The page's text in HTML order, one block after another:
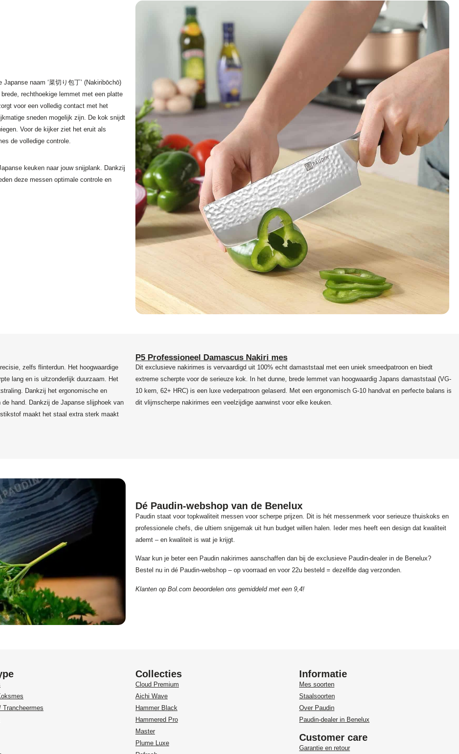
naam ‘菜切り包丁’ (Nakiribōchō)
rechthoekige lemmet met een platte
voor een volledig contact met het
sneden mogelijk zijn. De kok snijdt
Voor de kijker ziet het eruit als
de volledige controle.
keuken naar jouw snijplank. Dankzij
deze messen optimale controle en
zelfs flinterdun. Het hoogwaardige
lang en is uitzonderlijk duurzaam. Het
Dankzij het ergonomische en
hand. Dankzij de Japanse slijphoek van
maakt het staal extra sterk maakt
P5 Professioneel Damascus Nakiri mes
Dit exclusieve nakirimes is vervaardigd uit 100% echt damaststaal met een uniek smeedpatroon en biedt
extreme scherpte voor de serieuze kok. In het dunne, brede lemmet van hoogwaardig Japans damaststaal (VG-
10 kern, 62+ HRC) is een luxe vederpatroon gelaserd. Met een ergonomisch G-10 handvat en perfecte balans is
dit vlijmscherpe nakirimes een veelzijdige aanwinst voor elke keuken.
Dé Paudin-webshop van de Benelux
Paudin staat voor topkwaliteit messen voor scherpe prijzen. Dit is hét messenmerk voor serieuze thuiskoks en
professionele chefs, die ultiem snijgemak uit hun budget willen halen. Ieder mes heeft een design dat kwaliteit
ademt – en kwaliteit is wat je krijgt.
Waar kun je beter een Paudin nakirimes aanschaffen dan bij de exclusieve Paudin-dealer in de Benelux?
Bestel nu in dé Paudin-webshop – op voorraad en voor 22u besteld = dezelfde dag verzonden.
Klanten op Bol.com beoordelen ons gemiddeld met een 9,4!
Trancheermes
Collecties
Cloud Premium
Aichi Wave
Hammer Black
Hammered Pro
Master
Plume Luxe
Informatie
Mes soorten
Staalsoorten
Over Paudin
Paudin-dealer in Benelux
Customer care
Garantie en retour